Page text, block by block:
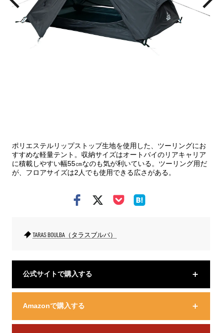
ポリエステルリップストップ生地を使用した、ツーリングにお
すすめな軽量テント。収納サイズはオートバイのリアキャリア
に積載しやすい幅55㎝なのも気が利いている。ツーリング用だ
が、フロアサイズは2人でも使用できる広さがある。
TARAS BOULBA（タラスブルバ）
公式サイトで購入する
Amazonで購入する